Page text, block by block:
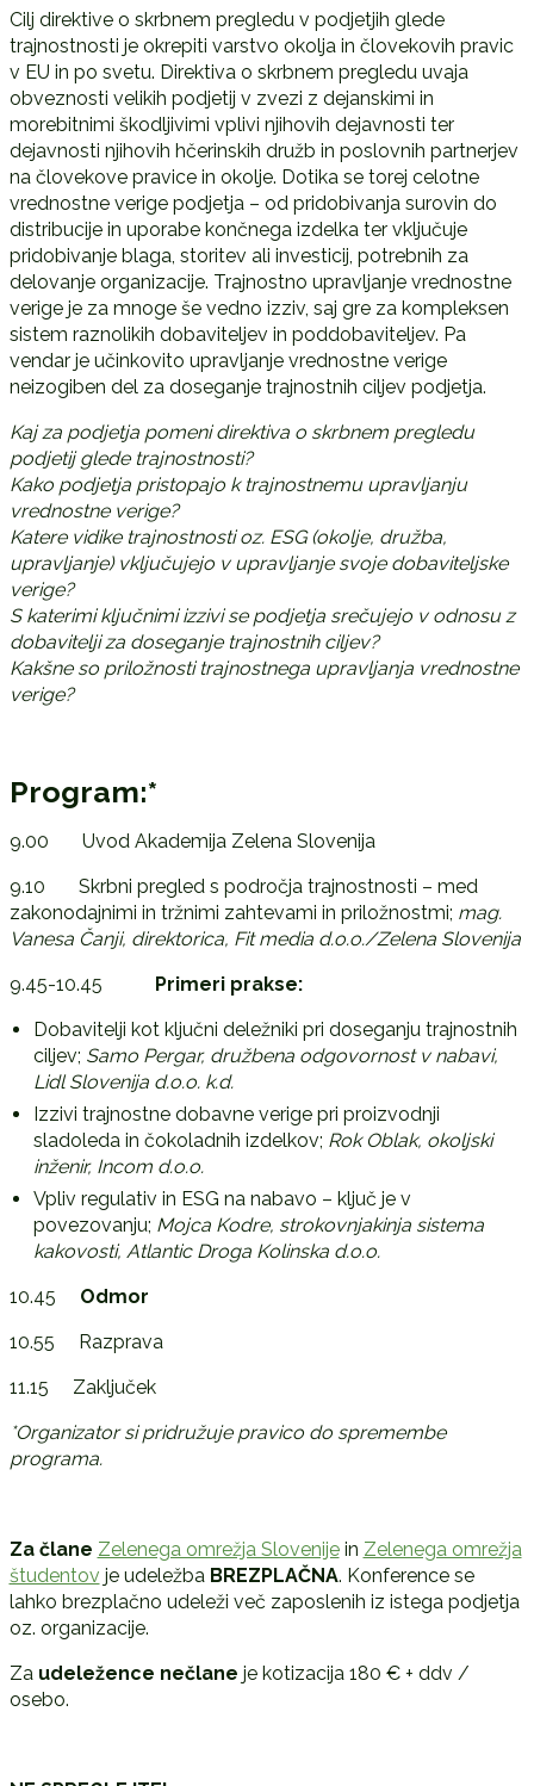
Cilj direktive o skrbnem pregledu v podjetjih glede
trajnostnosti je okrepiti varstvo okolja in človekovih pravic
v EU in po svetu. Direktiva o skrbnem pregledu uvaja
obveznosti velikih podjetij v zvezi z dejanskimi in
morebitnimi škodljivimi vplivi njihovih dejavnosti ter
dejavnosti njihovih hčerinskih družb in poslovnih partnerjev
na človekove pravice in okolje. Dotika se torej celotne
vrednostne verige podjetja – od pridobivanja surovin do
distribucije in uporabe končnega izdelka ter vključuje
pridobivanje blaga, storitev ali investicij, potrebnih za
delovanje organizacije. Trajnostno upravljanje vrednostne
verige je za mnoge še vedno izziv, saj gre za kompleksen
sistem raznolikih dobaviteljev in poddobaviteljev. Pa
vendar je učinkovito upravljanje vrednostne verige
neizogiben del za doseganje trajnostnih ciljev podjetja.
Kaj za podjetja pomeni direktiva o skrbnem pregledu
podjetij glede trajnostnosti?
Kako podjetja pristopajo k trajnostnemu upravljanju
vrednostne verige?
Katere vidike trajnostnosti oz. ESG (okolje, družba,
upravljanje) vključujejo v upravljanje svoje dobaviteljske
verige?
S katerimi ključnimi izzivi se podjetja srečujejo v odnosu z
dobavitelji za doseganje trajnostnih ciljev?
Kakšne so priložnosti trajnostnega upravljanja vrednostne
verige?
Program:*
9.00 Uvod Akademija Zelena Slovenija
9.10 Skrbni pregled s področja trajnostnosti – med
zakonodajnimi in tržnimi zahtevami in priložnostmi; mag.
Vanesa Čanji, direktorica, Fit media d.o.o./Zelena Slovenija
9.45-10.45 Primeri prakse:
Dobavitelji kot ključni deležniki pri doseganju trajnostnih
ciljev; Samo Pergar, družbena odgovornost v nabavi,
Lidl Slovenija d.o.o. k.d.
Izzivi trajnostne dobavne verige pri proizvodnji
sladoleda in čokoladnih izdelkov; Rok Oblak, okoljski
inženir, Incom d.o.o.
Vpliv regulativ in ESG na nabavo – ključ je v
povezovanju; Mojca Kodre, strokovnjakinja sistema
kakovosti, Atlantic Droga Kolinska d.o.o.
10.45 Odmor
10.55 Razprava
11.15 Zaključek
*Organizator si pridružuje pravico do spremembe
programa.
Za člane Zelenega omrežja Slovenijein Zelenega omrežja
študentov je udeležba BREZPLAČNA. Konference se
lahko brezplačno udeleži več zaposlenih iz istega podjetja
oz. organizacije.
Za udeležence nečlane je kotizacija 180 € + ddv /
osebo.